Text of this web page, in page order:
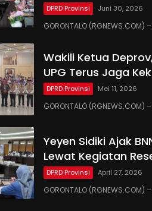
DPRD Provinsi Juni 30, 2026
GORONTALO
Wakili Ketua
UPG Terus Jaga
DPRD Provinsi Mei 11, 2026
GORONTALO
Yeyen Sidiki Ajak
Lewat Kegiatan
DPRD Provinsi April 27, 2026
GORONTALO